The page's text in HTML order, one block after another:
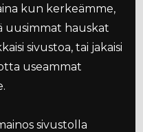
kun kerkeämme,
uusimmat hauskat
sivustoa, tai jakaisi
useammat
sivustolla